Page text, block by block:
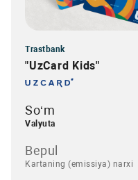
Trastbank
"UzCard Kids"
So‘m
Valyuta
Bepul
Kartaning (emissiya) narxi